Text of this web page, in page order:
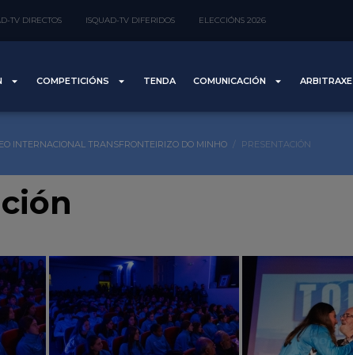
TV DIRECTOS ISQUAD-TV DIFERIDOS ELECCIÓNS 2026
COMPETICIÓNS TENDA COMUNICACIÓN ARBITRAXE
INTERNACIONAL TRANSFRONTEIRIZO DO MINHO PRESENTACIÓN